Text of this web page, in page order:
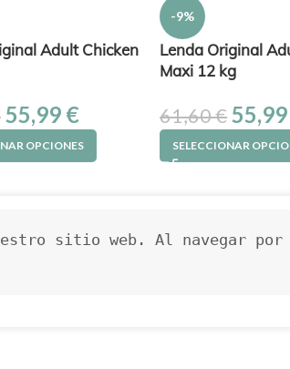
Adult Chicken
55,99 €
OPCIONES
-9%
Lenda Original
Maxi 12 kg
61,60€55,99
SELECCIONAR
sitio web. Al navegar